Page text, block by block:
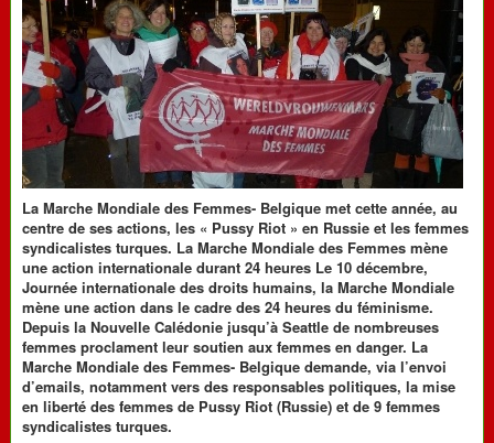
La Marche Mondiale des Femmes- Belgique met cette année, au
centre de ses actions, les « Pussy Riot » en Russie et les femmes
syndicalistes turques. La Marche Mondiale des Femmes mène
une action internationale durant 24 heures Le 10 décembre,
Journée internationale des droits humains, la Marche Mondiale
mène une action dans le cadre des 24 heures du féminisme.
Depuis la Nouvelle Calédonie jusqu’à Seattle de nombreuses
femmes proclament leur soutien aux femmes en danger. La
Marche Mondiale des Femmes- Belgique demande, via l’envoi
d’emails, notamment vers des responsables politiques, la mise
en liberté des femmes de Pussy Riot (Russie) et de 9 femmes
syndicalistes turques.